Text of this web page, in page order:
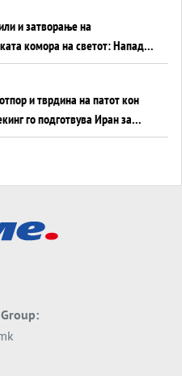
и затворање на
комора на светот: Нападот
глобален енергетски
и тврдина на патот кон
го подготвува Иран за
копнена инвазија
дека повторно „разговара“
Сметководствените
го соборија ЕНРОН ги